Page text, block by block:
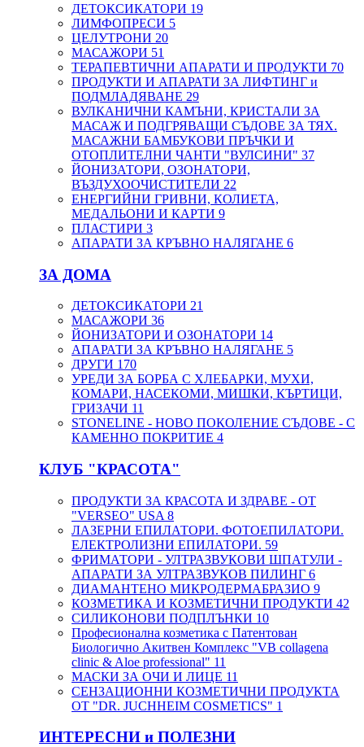
ДЕТОКСИКАТОРИ 19
ЛИМФОПРЕСИ 5
ЦЕЛУТРОНИ 20
МАСАЖОРИ 51
ТЕРАПЕВТИЧНИ АПАРАТИ И ПРОДУКТИ 70
ПРОДУКТИ И АПАРАТИ ЗА ЛИФТИНГ и
ПОДМЛАДЯВАНЕ 29
ВУЛКАНИЧНИ КАМЪНИ, КРИСТАЛИ ЗА
МАСАЖ И ПОДГРЯВАЩИ СЪДОВЕ ЗА ТЯХ.
МАСАЖНИ БАМБУКОВИ ПРЪЧКИ И
ОТОПЛИТЕЛНИ ЧАНТИ "ВУЛСИНИ" 37
ЙОНИЗАТОРИ, ОЗОНАТОРИ,
ВЪЗДУХООЧИСТИТЕЛИ 22
ЕНЕРГИЙНИ ГРИВНИ, КОЛИЕТА,
МЕДАЛЬОНИ И КАРТИ 9
ПЛАСТИРИ 3
АПАРАТИ ЗА КРЪВНО НАЛЯГАНЕ 6
ЗА ДОМА
ДЕТОКСИКАТОРИ 21
МАСАЖОРИ 36
ЙОНИЗАТОРИ И ОЗОНАТОРИ 14
АПАРАТИ ЗА КРЪВНО НАЛЯГАНЕ 5
ДРУГИ 170
УРЕДИ ЗА БОРБА С ХЛЕБАРКИ, МУХИ,
КОМАРИ, НАСЕКОМИ, МИШКИ, КЪРТИЦИ,
ГРИЗАЧИ 11
STONELINE - НОВО ПОКОЛЕНИЕ СЪДОВЕ - С
КАМЕННО ПОКРИТИЕ 4
КЛУБ "КРАСОТА"
ПРОДУКТИ ЗА КРАСОТА И ЗДРАВЕ - ОТ
"VERSEO" USA 8
ЛАЗЕРНИ ЕПИЛАТОРИ. ФОТОЕПИЛАТОРИ.
ЕЛЕКТРОЛИЗНИ ЕПИЛАТОРИ. 59
ФРИМАТОРИ - УЛТРАЗВУКОВИ ШПАТУЛИ -
АПАРАТИ ЗА УЛТРАЗВУКОВ ПИЛИНГ 6
ДИАМАНТЕНО МИКРОДЕРМАБРАЗИО 9
КОЗМЕТИКА И КОЗМЕТИЧНИ ПРОДУКТИ 42
СИЛИКОНОВИ ПОДПЛЪНКИ 10
Професионална козметика с Патентован
Биологично Акитвен Комплекс "VB collagena
clinic & Aloe professional" 11
МАСКИ ЗА ОЧИ И ЛИЦЕ 11
СЕНЗАЦИОННИ КОЗМЕТИЧНИ ПРОДУКТА
ОТ "DR. JUCHHEIM COSMETICS" 1
ИНТЕРЕСНИ и ПОЛЕЗНИ